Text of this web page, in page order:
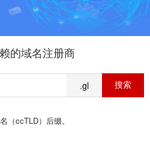
的域名注册商
.gl
（ccTLD）后缀。